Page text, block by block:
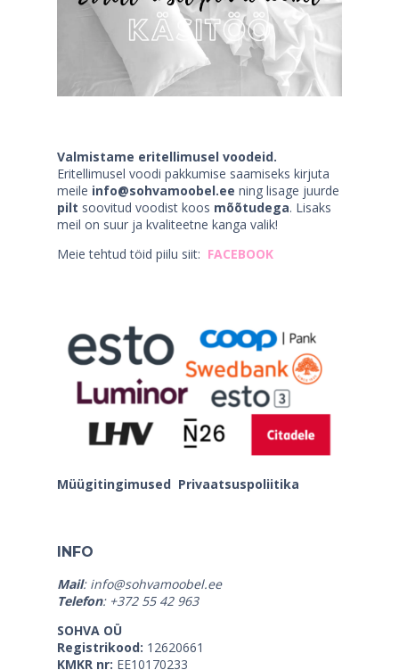
Valmistame eritellimusel voodeid.
Eritellimusel voodi pakkumise saamiseks kirjuta
meile info@sohvamoobel.ee ning lisage juurde
pilt soovitud voodist koos mõõtudega. Lisaks
meil on suur ja kvaliteetne kanga valik!
Meie tehtud töid piilu siit: FACEBOOK
Müügitingimused Privaatsuspoliitika
INFO
Mail: info@sohvamoobel.ee
Telefon: +372 55 42 963
SOHVA OÜ
Registrikood: 12620661
KMKR nr: EE10170233